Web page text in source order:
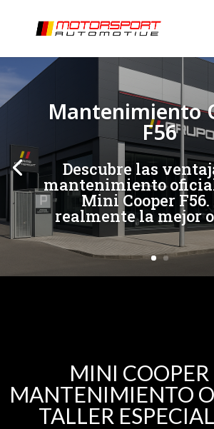
Mantenimiento
F56
Descubre las
mantenimiento
Mini Cooper F56.
realmente la mejor
[/et_pb_slide] [/et_pb_slide]
MINI
MANTENIMIENTO
TALLER